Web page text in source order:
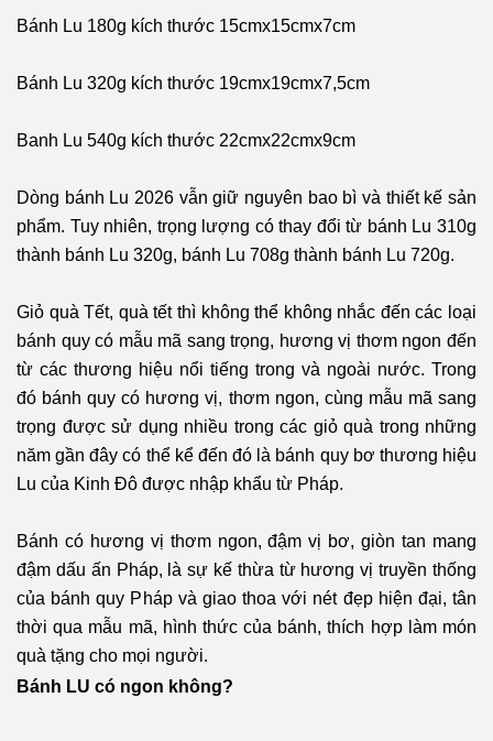
Bánh Lu 180g kích thước 15cmx15cmx7cm
Bánh Lu 320g kích thước 19cmx19cmx7,5cm
Banh Lu 540g kích thước 22cmx22cmx9cm
Dòng bánh Lu 2026 vẫn giữ nguyên bao bì và thiết kế sản
phẩm. Tuy nhiên, trọng lượng có thay đổi từ bánh Lu 310g
thành bánh Lu 320g, bánh Lu 708g thành bánh Lu 720g.
Giỏ quà Tết, quà tết thì không thể không nhắc đến các loại
bánh quy có mẫu mã sang trọng, hương vị thơm ngon đến
từ các thương hiệu nổi tiếng trong và ngoài nước. Trong
đó bánh quy có hương vị, thơm ngon, cùng mẫu mã sang
trọng được sử dụng nhiều trong các giỏ quà trong những
năm gần đây có thể kể đến đó là bánh quy bơ thương hiệu
Lu của Kinh Đô được nhập khẩu từ Pháp.
Bánh có hương vị thơm ngon, đậm vị bơ, giòn tan mang
đậm dấu ấn Pháp, là sự kế thừa từ hương vị truyền thống
của bánh quy Pháp và giao thoa với nét đẹp hiện đại, tân
thời qua mẫu mã, hình thức của bánh, thích hợp làm món
quà tặng cho mọi người.
Bánh LU có ngon không?